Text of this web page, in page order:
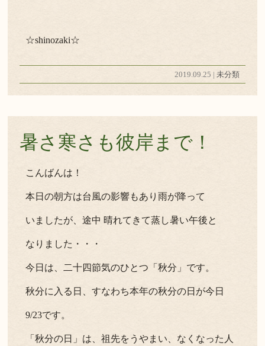
☆shinozaki☆
2019.09.25 | 未分類
暑さ寒さも彼岸まで！
こんばんは！
本日の朝方は台風の影響もあり雨が降って
いましたが、途中 晴れてきて蒸し暑い午後と
なりました・・・
今日は、二十四節気のひとつ「秋分」です。
秋分に入る日、すなわち本年の秋分の日が今日
9/23です。
「秋分の日」は、祖先をうやまい、なくなった人